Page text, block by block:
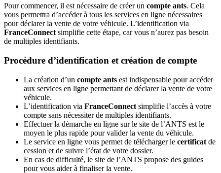
Pour commencer, il est nécessaire de créer un compte ants. Cela
vous permettra d’accéder à tous les services en ligne nécessaires
pour déclarer la vente de votre véhicule. L’identification via
FranceConnectsimplifie cette étape, car vous n’aurez pas besoin
de multiples identifiants.
Procédure d’identification et création de compte
La création d’un compte ants est indispensable pour accéder
aux services en ligne permettant de déclarer la vente de votre
véhicule.
L’identification via FranceConnect simplifie l’accès à votre
compte sans nécessiter de multiples identifiants.
Effectuer la démarche en ligne sur le site de l’ANTS est le
moyen le plus rapide pour valider la vente du véhicule.
Le service en ligne vous permet de télécharger le certificat de
cession et de suivre l’état de votre dossier.
En cas de difficulté, le site de l’ANTS propose des guides
pour vous aider à finaliser la vente.